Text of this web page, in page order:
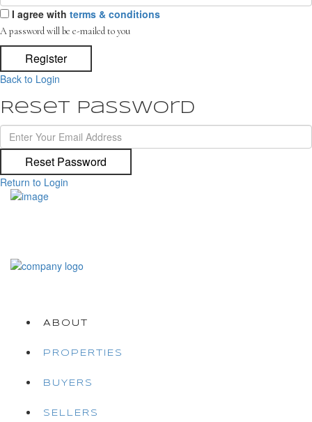
I agree with terms & conditions
A password will be e-mailed to you
Register
Back to Login
Reset Password
Reset Password
Return to Login
ABOUT
PROPERTIES
BUYERS
SELLERS